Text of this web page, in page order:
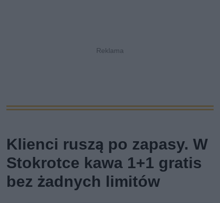
Klienci ruszą po zapasy. W
Stokrotce kawa 1+1 gratis
bez żadnych limitów